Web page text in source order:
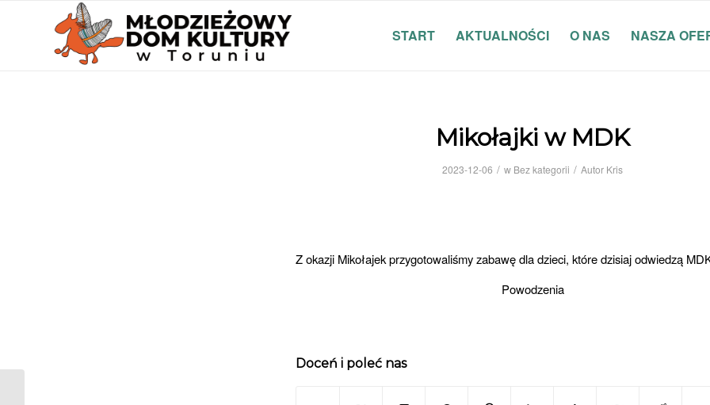
START AKTUALNOŚCI O NAS NASZA
Mikołajki w MDK
2023-12-06 / w Bez kategorii / Autor Kris
Z okazji Mikołajek przygotowaliśmy zabawę dla dzieci, które dzisiaj odwiedzą
Powodzenia
Doceń i poleć nas